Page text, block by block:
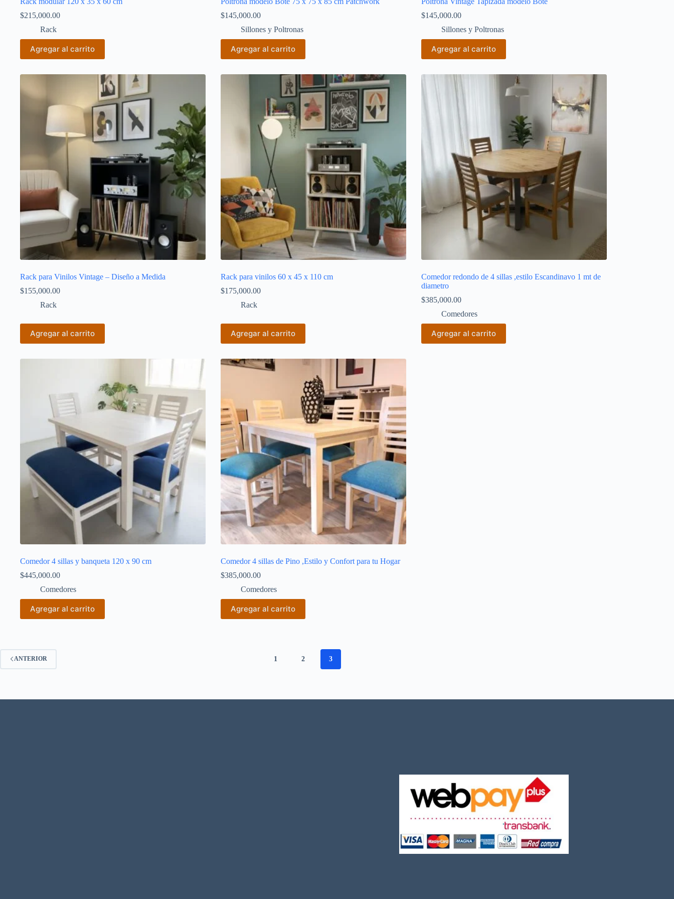
$215,000.00
Rack
Agregar al carrito
$145,000.00
Sillones y Poltronas
Agregar al carrito
$145,000.00
Sillones y Poltronas
Agregar al carrito
Rack para Vinilos Vintage – Diseño a Medida
$155,000.00
Rack
Agregar al carrito
Rack para vinilos 60 x 45 x 110 cm
$175,000.00
Rack
Agregar al carrito
Comedor redondo de 4 sillas ,estilo Escandinavo 1 mt de
diametro
$385,000.00
Comedores
Agregar al carrito
Comedor 4 sillas y banqueta 120 x 90 cm
$445,000.00
Comedores
Agregar al carrito
Comedor 4 sillas de Pino ,Estilo y Confort para tu Hogar
$385,000.00
Comedores
Agregar al carrito
ANTERIOR 1 2 3